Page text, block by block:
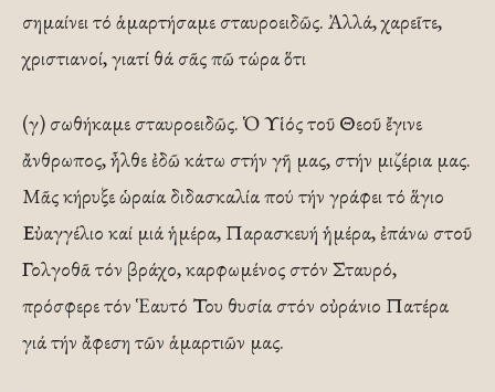
σημαίνει τό ἁμαρτήσαμε σταυροειδῶς. Ἀλλά, χαρεῖτε,
χριστιανοί, γιατί θά σᾶς πῶ τώρα ὅτι
(γ) σωθήκαμε σταυροειδῶς. Ὁ Υἱός τοῦ Θεοῦ ἔγινε
ἄνθρωπος, ἦλθε ἐδῶ κάτω στήν γῆ μας, στήν μιζέρια μας.
Μᾶς κήρυξε ὡραία διδασκαλία πού τήν γράφει τό ἅγιο
Εὐαγγέλιο καί μιά ἡμέρα, Παρασκευή ἡμέρα, ἐπάνω στοῦ
Γολγοθᾶ τόν βράχο, καρφωμένος στόν Σταυρό,
πρόσφερε τόν Ἑαυτό Του θυσία στόν οὐράνιο Πατέρα
γιά τήν ἄφεση τῶν ἁμαρτιῶν μας.